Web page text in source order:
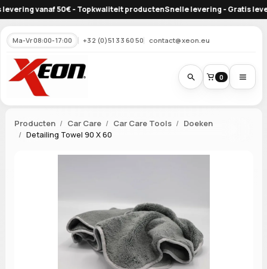
vanaf 50€ - Topkwaliteit productenSnelle levering - Gratis
Ma-Vr 08:00-17:00 +32 (0)51 33 60 50 contact@xeon.eu
0
Producten Car Care Car Care Tools
Doeken
Detailing Towel 90 X 60